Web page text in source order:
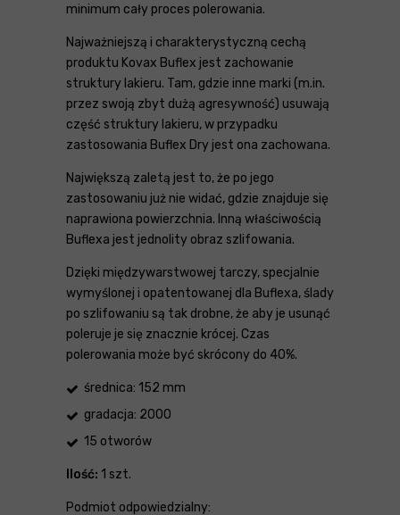
minimum cały proces polerowania.
Najważniejszą i charakterystyczną cechą
produktu Kovax Buflex jest zachowanie
struktury lakieru. Tam, gdzie inne marki (m.in.
przez swoją zbyt dużą agresywność) usuwają
część struktury lakieru, w przypadku
zastosowania Buflex Dry jest ona zachowana.
Największą zaletą jest to, że po jego
zastosowaniu już nie widać, gdzie znajduje się
naprawiona powierzchnia. Inną właściwością
Buflexa jest jednolity obraz szlifowania.
Dzięki międzywarstwowej tarczy, specjalnie
wymyślonej i opatentowanej dla Buflexa, ślady
po szlifowaniu są tak drobne, że aby je usunąć
poleruje je się znacznie krócej. Czas
polerowania może być skrócony do 40%.
średnica: 152 mm
gradacja: 2000
15 otworów
Ilość: 1 szt.
Podmiot odpowiedzialny: